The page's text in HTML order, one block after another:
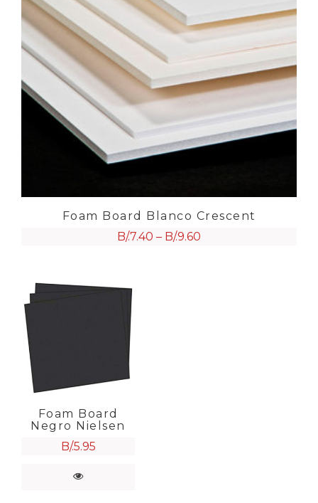
Foam Board Blanco Crescent
B/.7.40 – B/.9.60
Foam Board
Negro Nielsen
B/.5.95